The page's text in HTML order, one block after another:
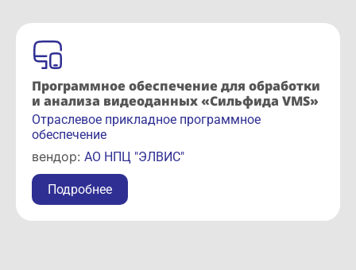
Программное обеспечение для обработки
и анализа видеоданных «Сильфида VMS»
Отраслевое прикладное программное
обеспечение
вендор: АО НПЦ "ЭЛВИС"
Подробнее